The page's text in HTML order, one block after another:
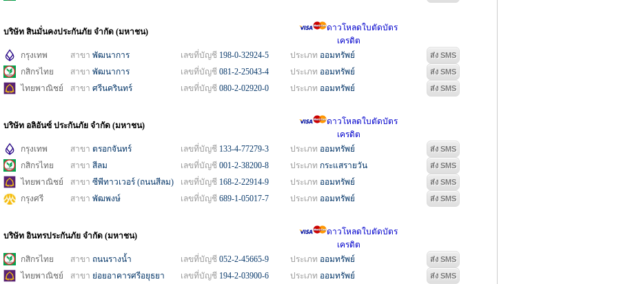
บริษัท สินมั่นคงประกันภัย จำกัด (มหาชน)
ดาวโหลดใบตัดบัตร
เครดิต
กรุงเทพ
สาขา พัฒนาการ เลขที่บัญชี 198-0-32924-5 ประเภท ออมทรัพย์
กสิกรไทย
สาขา พัฒนาการ เลขที่บัญชี 081-2-25043-4 ประเภท ออมทรัพย์
ไทยพาณิชย์
สาขา ศรีนครินทร์ เลขที่บัญชี 080-2-02920-0 ประเภท ออมทรัพย์
บริษัท อลิอันซ์ ประกันภัย จำกัด (มหาชน)
ดาวโหลดใบตัดบัตร
เครดิต
กรุงเทพ
สาขา ตรอกจันทร์ เลขที่บัญชี 133-4-77279-3 ประเภท ออมทรัพย์
กสิกรไทย
สาขา สีลม เลขที่บัญชี 001-2-38200-8 ประเภท กระแสรายวัน
ไทยพาณิชย์
สาขา ซีพีทาวเวอร์ (ถนนสีลม) เลขที่บัญชี 168-2-22914-9 ประเภท ออมทรัพย์
กรุงศรี
สาขา พัฒพงษ์ เลขที่บัญชี 689-1-05017-7 ประเภท ออมทรัพย์
บริษัท อินทรประกันภัย จำกัด (มหาชน)
ดาวโหลดใบตัดบัตร
เครดิต
กสิกรไทย
สาขา ถนนรางน้ำ เลขที่บัญชี 052-2-45665-9 ประเภท ออมทรัพย์
ไทยพาณิชย์
สาขา ย่อยอาคารศรีอยุธยา เลขที่บัญชี 194-2-03900-6 ประเภท ออมทรัพย์